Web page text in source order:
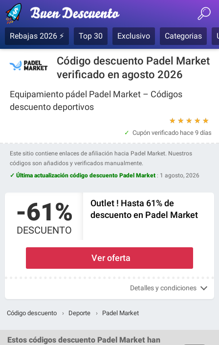
Rebajas 2026 ⚡ Top 30 Exclusivo Categorias
Código descuento Padel Market
verificado en agosto 2026
Equipamiento pádel Padel Market – Códigos
descuento deportivos
★
★
★
★
★
Cupón verificado hace 9 días
Este sitio contiene enlaces de afiliación hacia Padel Market. Nuestros
códigos son añadidos y verificados manualmente.
✓ Última actualización código descuento Padel Market : 1 agosto, 2026
-61%
DESCUENTO
Outlet ! Hasta 61% de
descuento en Padel Market
Ver oferta
Detalles y condiciones
Código descuento › Deporte › Padel Market
Estos códigos descuento Padel Market han